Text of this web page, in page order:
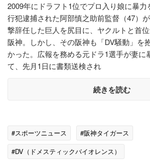
2009年にドラフト1位でプロ入り娘に暴
行犯逮捕された阿部慎之助前監督（47）
撃辞任した巨人を尻目に、ヤクルトと首
阪神。しかし、その阪神も「DV騒動」を
かった。広報を務める元ドラ1選手が妻に
て、先月1日に書類送検され
続きを読む
#スポーツニュース
#阪神タイガース
#DV（ドメスティックバイオレンス）